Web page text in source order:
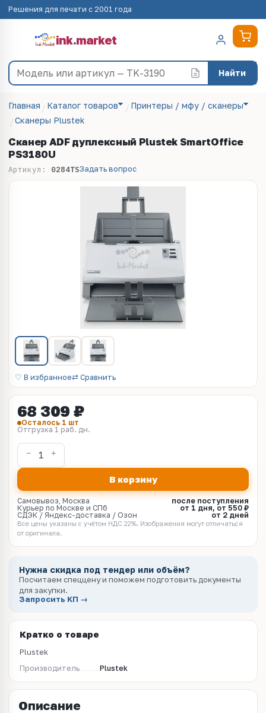
Решения для печати с 2001 года
ink.market
Найти
Главная Каталог товаров
Принтеры / мфу / сканеры
Сканеры Plustek
Сканер ADF дуплексный Plustek SmartOffice
PS3180U
Артикул: 0284TSЗадать вопрос
♡ В избранное⇄ Сравнить
68 309 ₽
Осталось 1 шт
Отгрузка 1 раб. дн.
В корзину
Самовывоз, Москва
после поступления
Курьер по Москве и СПб
от 1 дня, от 550 ₽
СДЭК / Яндекс-доставка / Озон
от 2 дней
Все цены указаны с учётом НДС 22%. Изображения могут отличаться
от оригинала.
Нужна скидка под тендер или объём?
Посчитаем спеццену и поможем подготовить документы
для закупки.
Запросить КП →
Кратко о товаре
Plustek
Производитель Plustek
Описание